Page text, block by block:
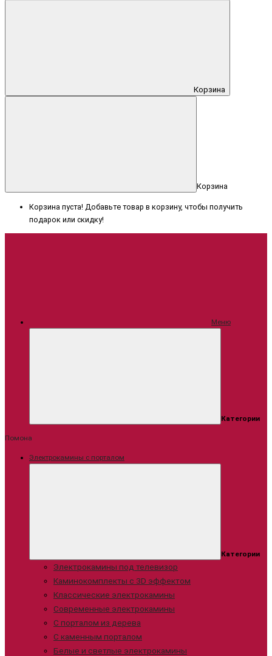
Корзина
Корзина
Корзина пуста! Добавьте товар в корзину, чтобы получить
подарок или скидку!
Меню
Категории
Помона
Электрокамины с порталом
Категории
Электрокамины под телевизор
Каминокомплекты с 3D эффектом
Классические электрокамины
Современные электрокамины
С порталом из дерева
С каменным порталом
Белые и светлые электрокамины